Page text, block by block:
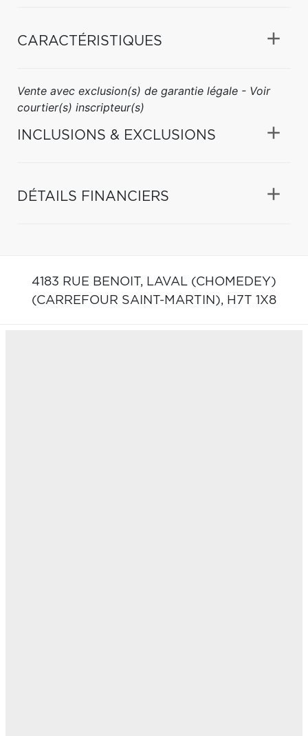
CARACTÉRISTIQUES
Vente avec exclusion(s) de garantie légale - Voir
courtier(s) inscripteur(s)
INCLUSIONS & EXCLUSIONS
DÉTAILS FINANCIERS
4183 RUE BENOIT, LAVAL (CHOMEDEY)
(CARREFOUR SAINT-MARTIN), H7T 1X8